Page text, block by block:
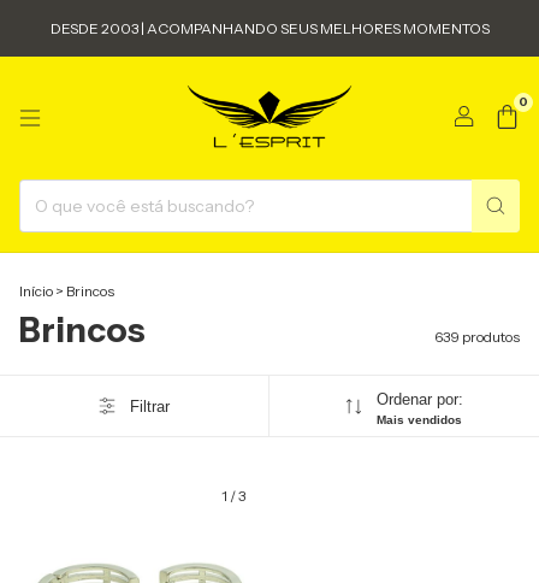
DESDE 2003 | ACOMPANHANDO SEUS MELHORES MOMENTOS
0
Início > Brincos
Brincos 639 produtos
Filtrar Ordenar por:
Mais vendidos
1 /3